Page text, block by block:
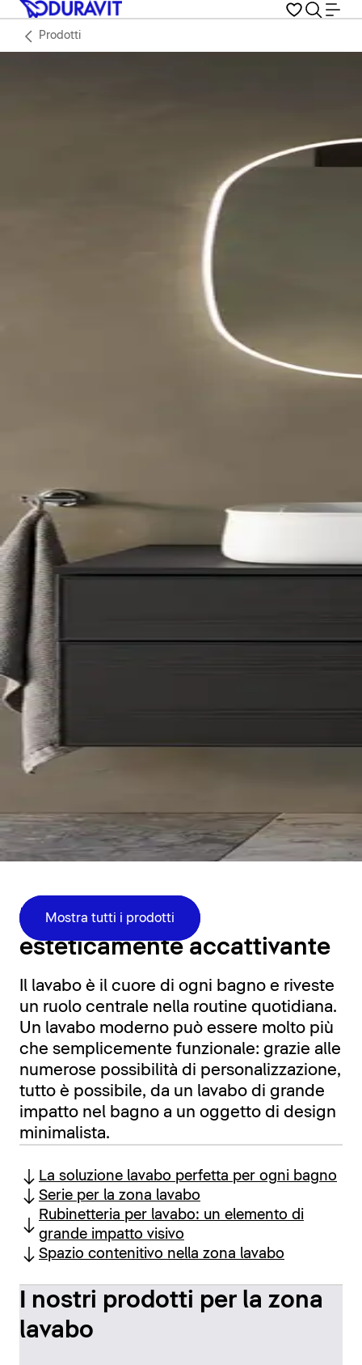
Prodotti
Mostra tutti i prodotti
Funzionale ed
esteticamente accattivante
Il lavabo è il cuore di ogni bagno e riveste
un ruolo centrale nella routine quotidiana.
Un lavabo moderno può essere molto più
che semplicemente funzionale: grazie alle
numerose possibilità di personalizzazione,
tutto è possibile, da un lavabo di grande
impatto nel bagno a un oggetto di design
minimalista.
La soluzione lavabo perfetta per ogni bagno
Serie per la zona lavabo
Rubinetteria per lavabo: un elemento di
grande impatto visivo
Spazio contenitivo nella zona lavabo
I nostri prodotti per la zona
lavabo